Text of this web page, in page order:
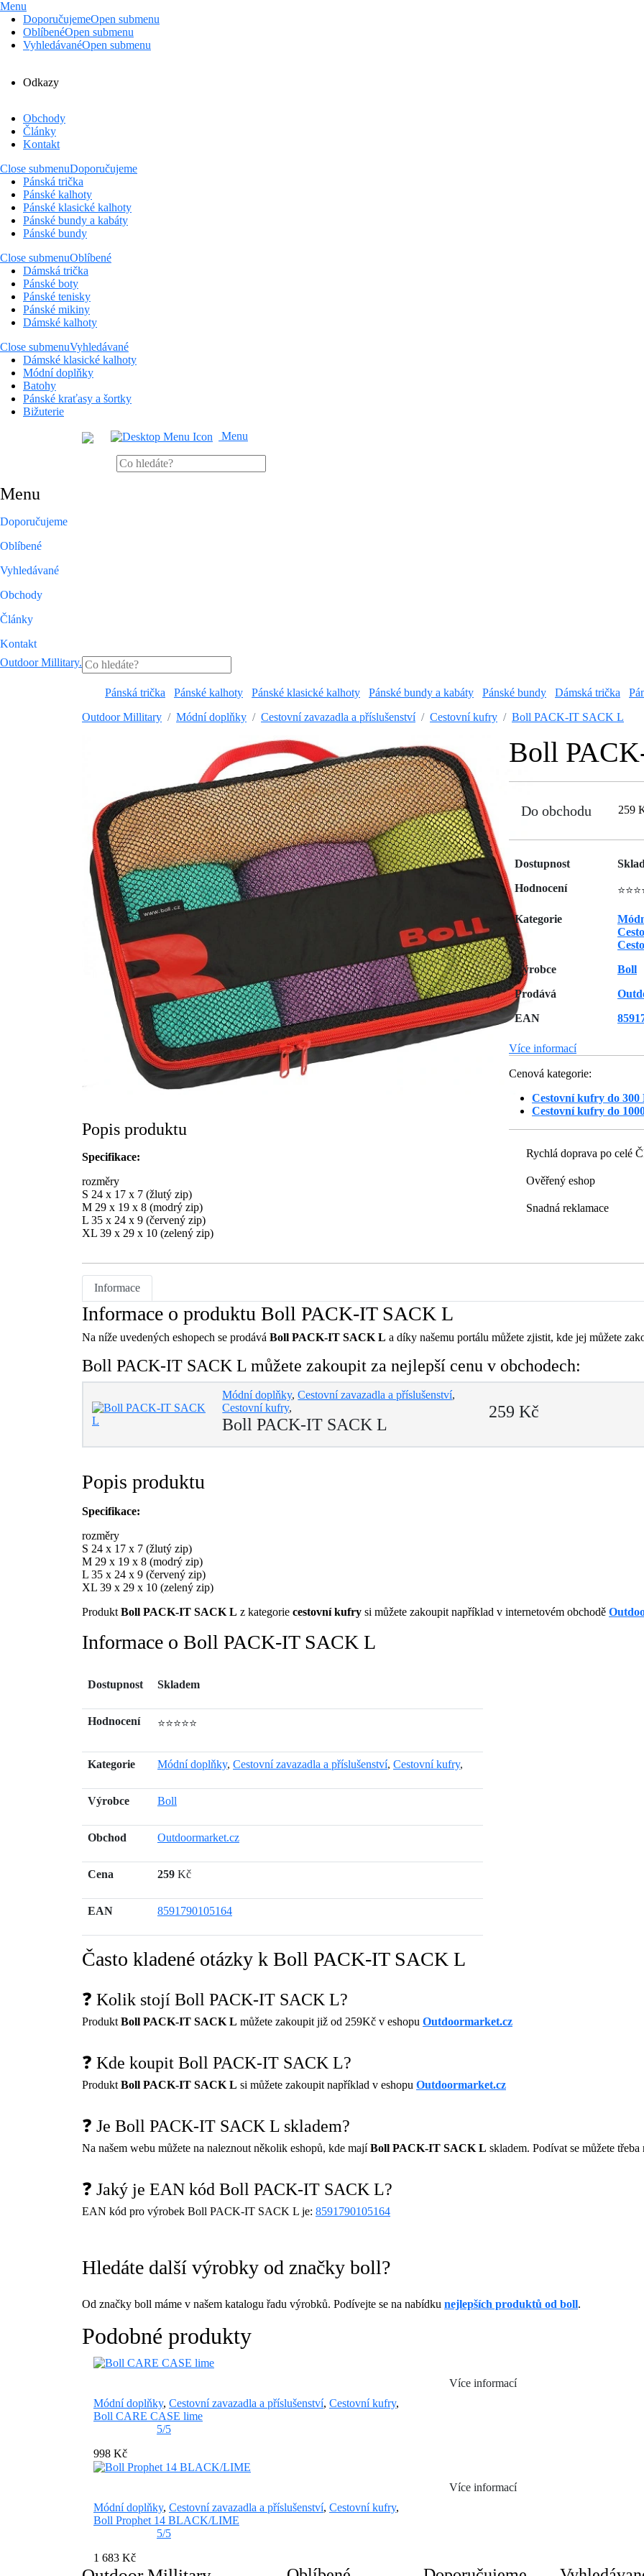
Menu
DoporučujemeOpen submenu
OblíbenéOpen submenu
VyhledávanéOpen submenu
Odkazy
Obchody
Články
Kontakt
Close submenuDoporučujeme
Pánská trička
Pánské kalhoty
Pánské klasické kalhoty
Pánské bundy a kabáty
Pánské bundy
Close submenuOblíbené
Dámská trička
Pánské boty
Pánské tenisky
Pánské mikiny
Dámské kalhoty
Close submenuVyhledávané
Dámské klasické kalhoty
Módní doplňky
Batohy
Pánské kraťasy a šortky
Bižuterie
Menu
Menu
Doporučujeme
Oblíbené
Vyhledávané
Obchody
Články
Kontakt
Outdoor Millitary.
Pánská trička Pánské kalhoty Pánské klasické kalhoty Pánské bundy a kabáty Pánské bundy Dámská trička
Outdoor Millitary
Módní doplňky Cestovní zavazadla a příslušenství Cestovní kufry Boll PACK-IT SACK L
Popis produktu
Specifikace:
rozměry
S 24 x 17 x 7 (žlutý zip)
M 29 x 19 x 8 (modrý zip)
L 35 x 24 x 9 (červený zip)
XL 39 x 29 x 10 (zelený zip)
Boll
Do obchodu 259
Dostupnost
Hodnocení
Kategorie
Výrobce
Boll
Prodává
EAN
Více informací
Cenová kategorie:
Cestovní kufry do 300
Cestovní kufry do
Rychlá doprava po celé
Ověřený eshop
Snadná reklamace
Informace
Informace o produktu Boll PACK-IT SACK L
Na níže uvedených eshopech se prodává Boll PACK-IT SACK L a díky našemu portálu můžete zjistit, kde jej můžete
Boll PACK-IT SACK L můžete zakoupit za nejlepší cenu v obchodech:
Módní doplňky,Cestovní zavazadla a příslušenství,
Cestovní kufry,
Boll PACK-IT SACK L
259 Kč
Popis produktu
Specifikace:
rozměry
S 24 x 17 x 7 (žlutý zip)
M 29 x 19 x 8 (modrý zip)
L 35 x 24 x 9 (červený zip)
XL 39 x 29 x 10 (zelený zip)
Produkt Boll PACK-IT SACK L z kategorie cestovní kufry si můžete zakoupit například v internetovém obchodě
Informace o Boll PACK-IT SACK L
Dostupnost Skladem
Hodnocení ⭐⭐⭐⭐⭐
Kategorie Módní doplňky, Cestovní zavazadla a příslušenství, Cestovní kufry,
Výrobce Boll
Obchod Outdoormarket.cz
Cena 259 Kč
EAN 8591790105164
Často kladené otázky k Boll PACK-IT SACK L
❓ Kolik stojí Boll PACK-IT SACK L?
Produkt Boll PACK-IT SACK L můžete zakoupit již od 259Kč v eshopu Outdoormarket.cz
❓ Kde koupit Boll PACK-IT SACK L?
Produkt Boll PACK-IT SACK L si můžete zakoupit například v eshopu Outdoormarket.cz
❓ Je Boll PACK-IT SACK L skladem?
Na našem webu můžete na naleznout několik eshopů, kde majíBoll PACK-IT SACK L skladem. Podívat se můžete třeba
❓ Jaký je EAN kód Boll PACK-IT SACK L?
EAN kód pro výrobek Boll PACK-IT SACK L je: 8591790105164
Hledáte další výrobky od značky boll?
Od značky boll máme v našem katalogu řadu výrobků. Podívejte se na nabídku nejlepších produktů od boll.
Podobné produkty
Více informací
Módní doplňky, Cestovní zavazadla a příslušenství, Cestovní kufry,
Boll CARE CASE lime
5/5
998 Kč
Více informací
Módní doplňky, Cestovní zavazadla a příslušenství, Cestovní kufry,
Boll Prophet 14 BLACK/LIME
5/5
1 683 Kč